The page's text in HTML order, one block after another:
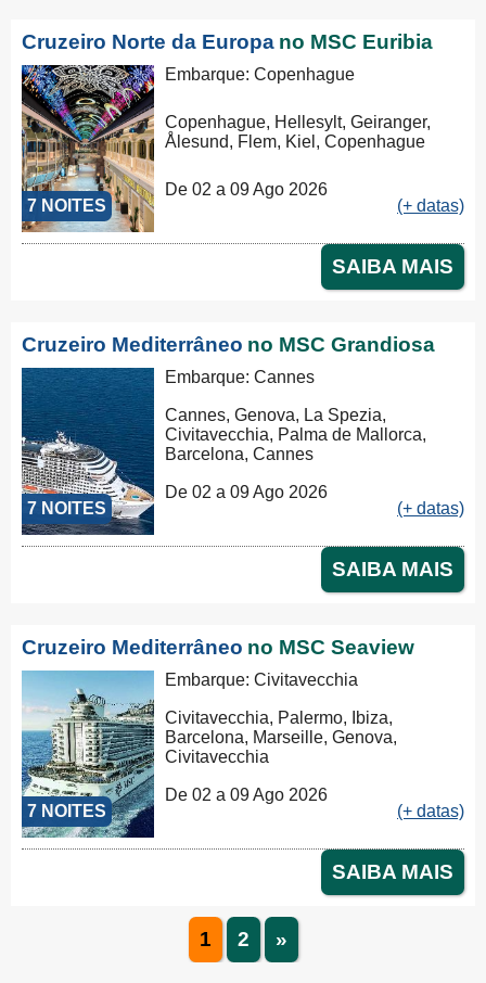
Cruzeiro Norte da Europa no MSC Euribia
7 NOITES
Embarque: Copenhague
Copenhague, Hellesylt, Geiranger,
Ålesund, Flem, Kiel, Copenhague
De 02 a 09 Ago 2026
(+ datas)
SAIBA MAIS
Cruzeiro Mediterrâneo no MSC Grandiosa
7 NOITES
Embarque: Cannes
Cannes, Genova, La Spezia,
Civitavecchia, Palma de Mallorca,
Barcelona, Cannes
De 02 a 09 Ago 2026
(+ datas)
SAIBA MAIS
Cruzeiro Mediterrâneo no MSC Seaview
7 NOITES
Embarque: Civitavecchia
Civitavecchia, Palermo, Ibiza,
Barcelona, Marseille, Genova,
Civitavecchia
De 02 a 09 Ago 2026
(+ datas)
SAIBA MAIS
1 2 »